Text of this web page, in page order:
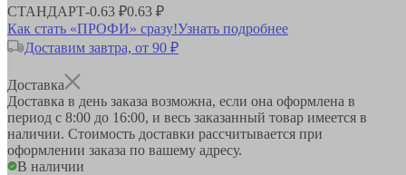
СТАНДАРТ-0.63 ₽0.63 ₽
Как стать «ПРОФИ» сразу!Узнать подробнее
Доставим завтра, от 90 ₽
Доставка
Доставка в день заказа возможна, если она оформлена в
период с 8:00 до 16:00, и весь заказанный товар имеется в
наличии. Стоимость доставки рассчитывается при
оформлении заказа по вашему адресу.
В наличии